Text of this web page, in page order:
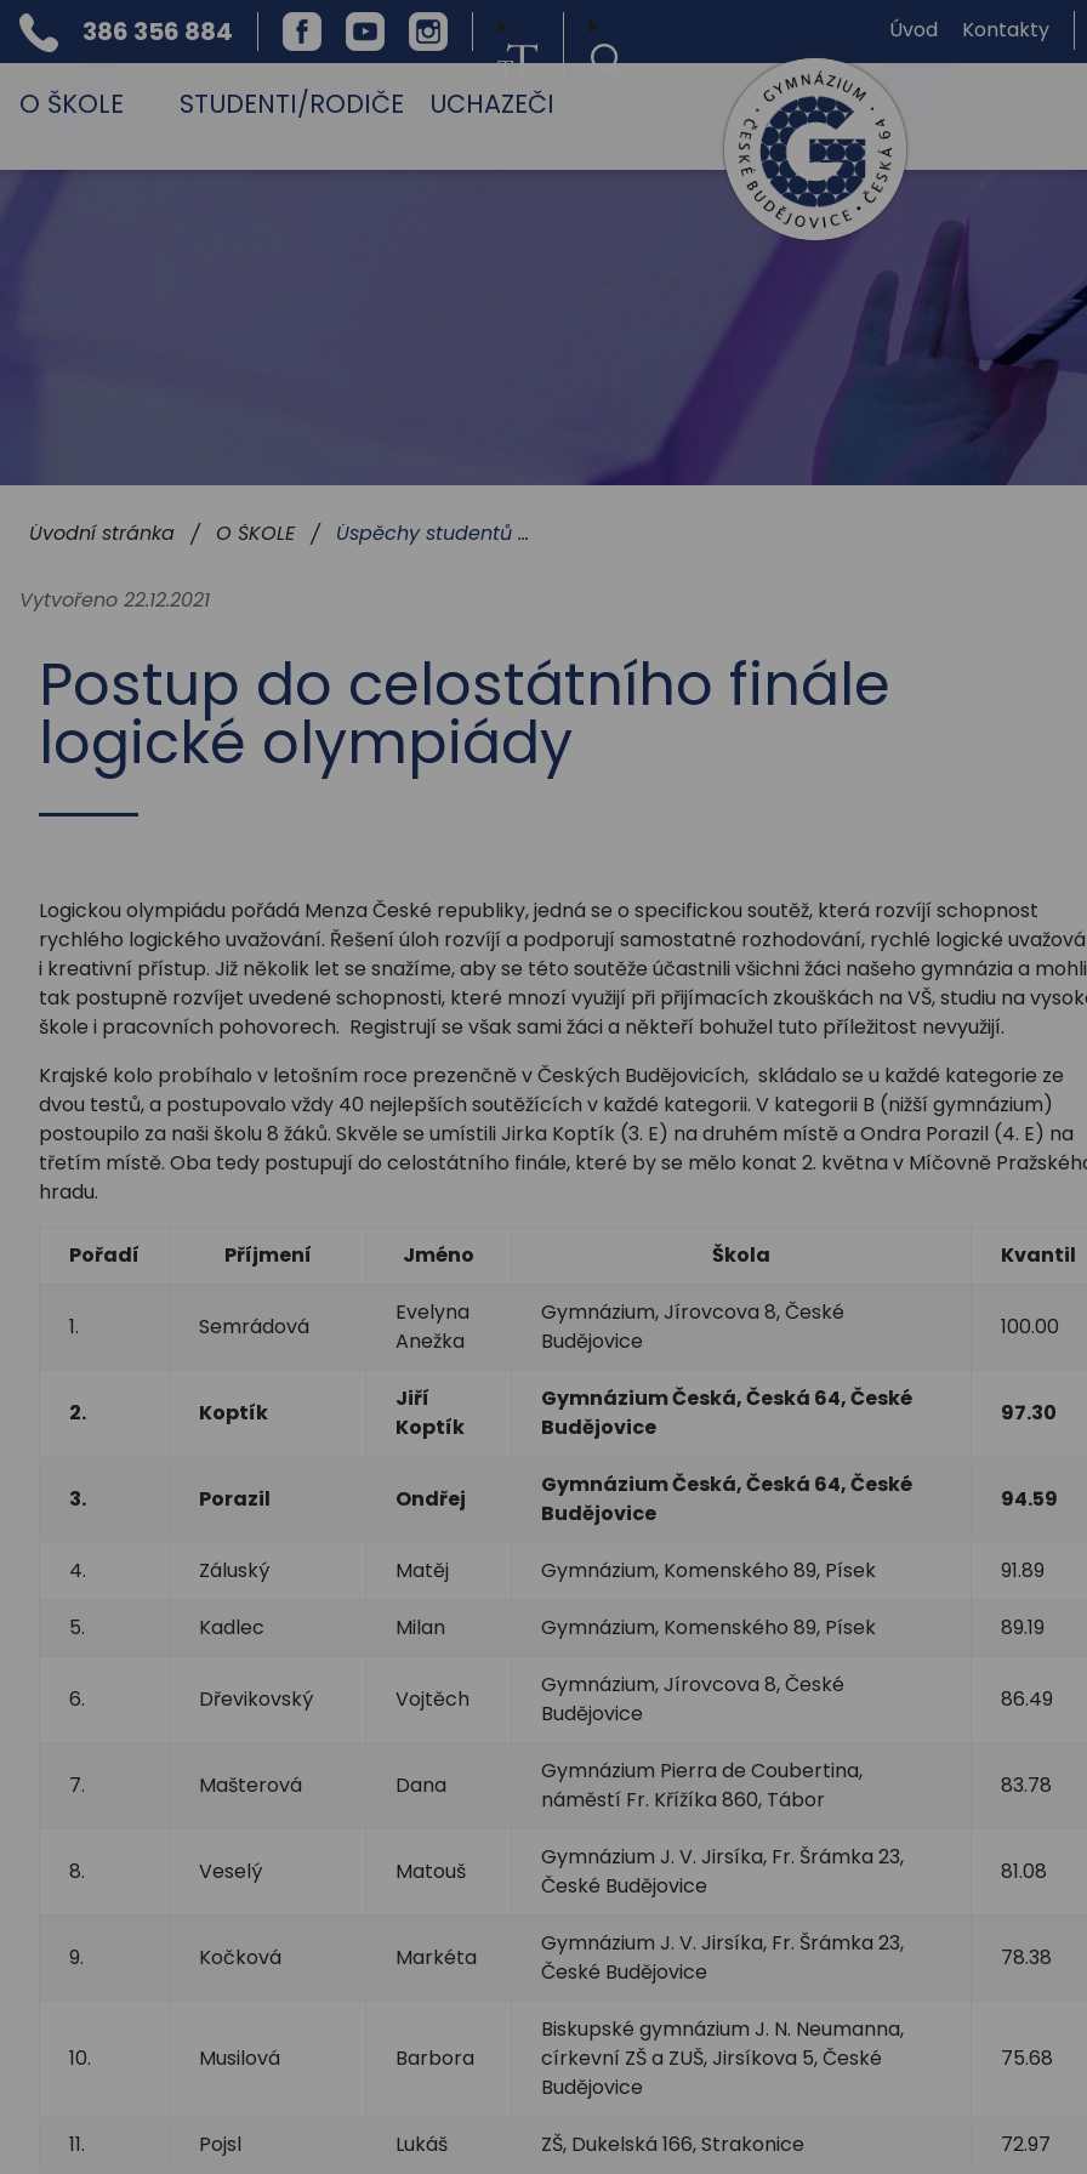
Gymnázium,
České
Budějovice,
Česká
Úvod Kontakty
O ŠKOLE STUDENTI/RODIČE UCHAZEČI
Telefon
386 356 884
FacebookYoutubeInstagram
Úvodní stránka / O ŠKOLE / Úspěchy studentů a školy
Vytvořeno 22.12.2021
Postup do celostátního finále
logické olympiády
Logickou olympiádu pořádá Menza České republiky, jedná se o specifickou soutěž, která rozvíjí schopnost
rychlého logického uvažování. Řešení úloh rozvíjí a podporují samostatné rozhodování, rychlé logické
i kreativní přístup. Již několik let se snažíme, aby se této soutěže účastnili všichni žáci našeho gymnázia a mohli
tak postupně rozvíjet uvedené schopnosti, které mnozí využijí při přijímacích zkouškách na VŠ, studiu na
škole i pracovních pohovorech. Registrují se však sami žáci a někteří bohužel tuto příležitost nevyužijí.
Krajské kolo probíhalo v letošním roce prezenčně v Českých Budějovicích, skládalo se u každé kategorie ze
dvou testů, a postupovalo vždy 40 nejlepších soutěžících v každé kategorii. V kategorii B (nižší gymnázium)
postoupilo za naši školu 8 žáků. Skvěle se umístili Jirka Koptík (3. E) na druhém místě a Ondra Porazil (4. E) na
třetím místě. Oba tedy postupují do celostátního finále, které by se mělo konat 2. května v Míčovně
hradu.
Pořadí Příjmení Jméno Škola Kvantil
1. Semrádová
Evelyna
Anežka
Gymnázium, Jírovcova 8, České
Budějovice
100.00
2. Koptík
Jiří
Koptík
Gymnázium Česká, Česká 64, České
Budějovice
97.30
3. Porazil Ondřej
Gymnázium Česká, Česká 64, České
Budějovice
94.59
4. Záluský Matěj Gymnázium, Komenského 89, Písek 91.89
5. Kadlec Milan Gymnázium, Komenského 89, Písek 89.19
6. Dřevikovský Vojtěch
Gymnázium, Jírovcova 8, České
Budějovice
86.49
7. Mašterová Dana
Gymnázium Pierra de Coubertina,
náměstí Fr. Křížíka 860, Tábor
83.78
8. Veselý Matouš
Gymnázium J. V. Jirsíka, Fr. Šrámka 23,
České Budějovice
81.08
9. Kočková Markéta
Gymnázium J. V. Jirsíka, Fr. Šrámka 23,
České Budějovice
78.38
10. Musilová Barbora
Biskupské gymnázium J. N. Neumanna,
církevní ZŠ a ZUŠ, Jirsíkova 5, České
Budějovice
75.68
11. Pojsl Lukáš ZŠ, Dukelská 166, Strakonice 72.97